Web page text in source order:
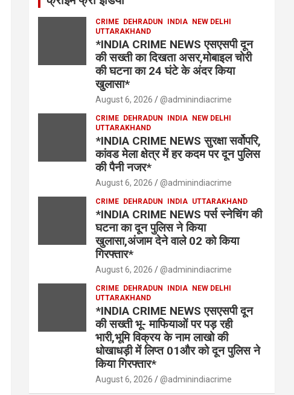
CRIME DEHRADUN INDIA
NEW DELHI
UTTARAKHAND
*INDIA CRIME NEWS एसएसपी दून
की सख्ती का दिखता असर,मोबाइल चोरी
की घटना का 24 घंटे के अंदर किया
खुलासा*
August 6, 2026 @adminindiacrime
CRIME DEHRADUN INDIA
NEW DELHI
UTTARAKHAND
*INDIA CRIME NEWS सुरक्षा सर्वोपरि,
कांवड मेला क्षेत्र में हर कदम पर दून पुलिस
की पैनी नजर*
August 6, 2026 @adminindiacrime
CRIME DEHRADUN INDIA UTTARAKHAND
*INDIA CRIME NEWS पर्स स्नेचिंग की
घटना का दून पुलिस ने किया
खुलासा,अंजाम देने वाले 02 को किया
गिरफ्तार*
August 6, 2026 @adminindiacrime
CRIME DEHRADUN INDIA
NEW DELHI
UTTARAKHAND
*INDIA CRIME NEWS एसएसपी दून
की सख्ती भू- माफियाओं पर पड़ रही
भारी,भूमि विक्रय के नाम लाखो की
धोखाधड़ी में लिप्त 01और को दून पुलिस ने
किया गिरफ्तार*
August 6, 2026 @adminindiacrime